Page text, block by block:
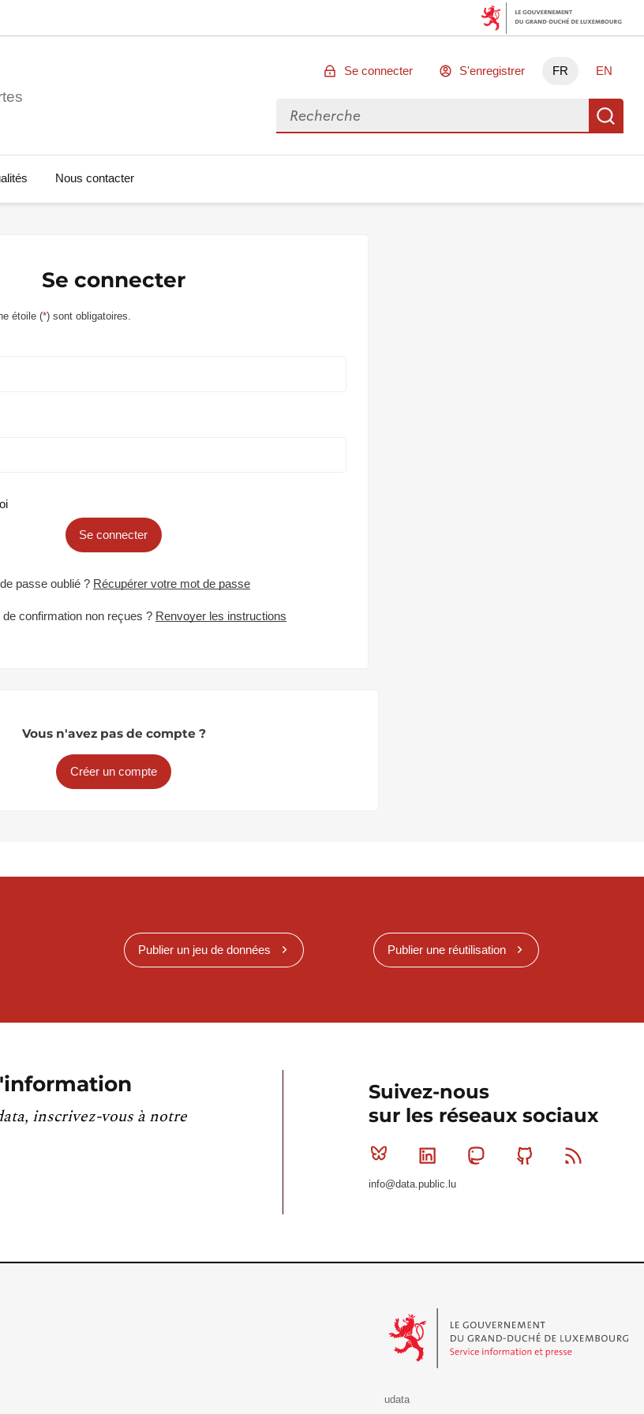
Se connecter S'enregistrer FR EN
Rechercher des données
Nous contacter
Se connecter
étoile (*) sont obligatoires.
Se connecter
passe oublié ? Récupérer votre mot de passe
confirmation non reçues ? Renvoyer les instructions
Vous n'avez pas de compte ?
Créer un compte
Publier un jeu de données Publier une réutilisation
inscrivez-vous à notre
Suivez-nous
sur les réseaux sociaux
Bluesky Linkedin MastodonGithub
info@data.public.lu
udata